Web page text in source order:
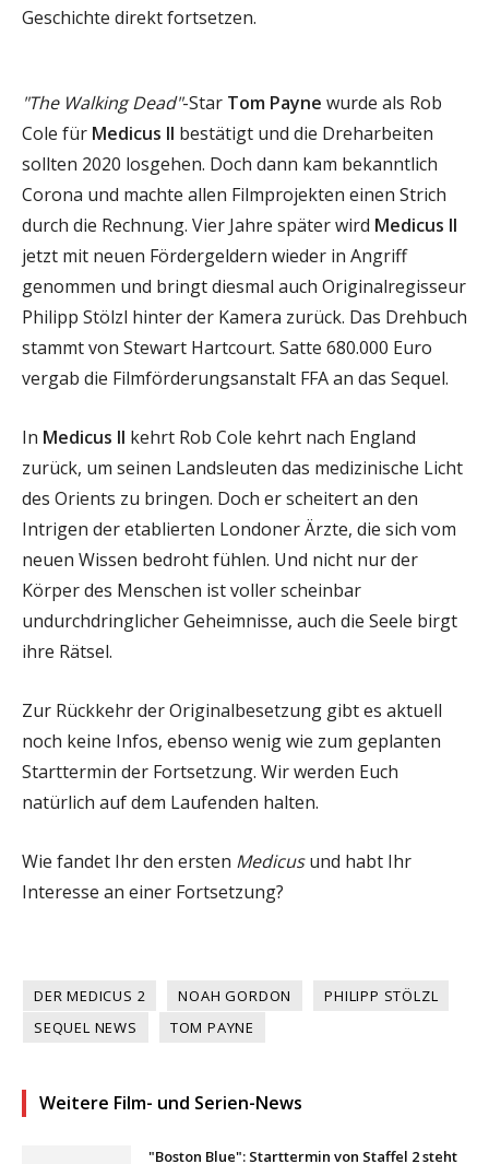
Geschichte direkt fortsetzen.
"The Walking Dead"-Star Tom Payne wurde als Rob
Cole für Medicus II bestätigt und die Dreharbeiten
sollten 2020 losgehen. Doch dann kam bekanntlich
Corona und machte allen Filmprojekten einen Strich
durch die Rechnung. Vier Jahre später wird Medicus II
jetzt mit neuen Fördergeldern wieder in Angriff
genommen und bringt diesmal auch Originalregisseur
Philipp Stölzl hinter der Kamera zurück. Das Drehbuch
stammt von Stewart Hartcourt. Satte 680.000 Euro
vergab die Filmförderungsanstalt FFA an das Sequel.
In Medicus II kehrt Rob Cole kehrt nach England
zurück, um seinen Landsleuten das medizinische Licht
des Orients zu bringen. Doch er scheitert an den
Intrigen der etablierten Londoner Ärzte, die sich vom
neuen Wissen bedroht fühlen. Und nicht nur der
Körper des Menschen ist voller scheinbar
undurchdringlicher Geheimnisse, auch die Seele birgt
ihre Rätsel.
Zur Rückkehr der Originalbesetzung gibt es aktuell
noch keine Infos, ebenso wenig wie zum geplanten
Starttermin der Fortsetzung. Wir werden Euch
natürlich auf dem Laufenden halten.
Wie fandet Ihr den ersten Medicusund habt Ihr
Interesse an einer Fortsetzung?
DER MEDICUS 2 NOAH GORDON
PHILIPP STÖLZL
SEQUEL NEWS
TOM PAYNE
Weitere Film- und Serien-News
"Boston Blue": Starttermin von Staffel 2 steht